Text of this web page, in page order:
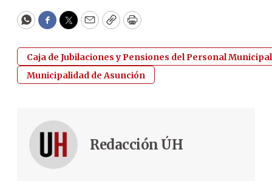
WhatsApp
Facebook
Twitter
EmailCopyPrint
Caja de Jubilaciones y Pensiones del Personal Municipal
Municipalidad de Asunción
Redacción ÚH